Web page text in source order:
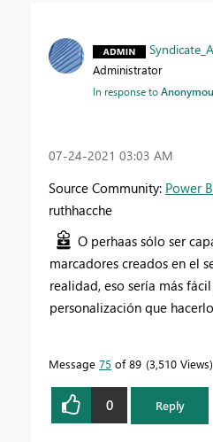
Administrator
In response to
‎07-24-2021 03:03 AM
Source Community: Power
ruthhacche
O perhaas sólo ser
marcadores creados en el
realidad, eso sería más
personalización que
Message 75 of 89 3,510 Views
0 Reply